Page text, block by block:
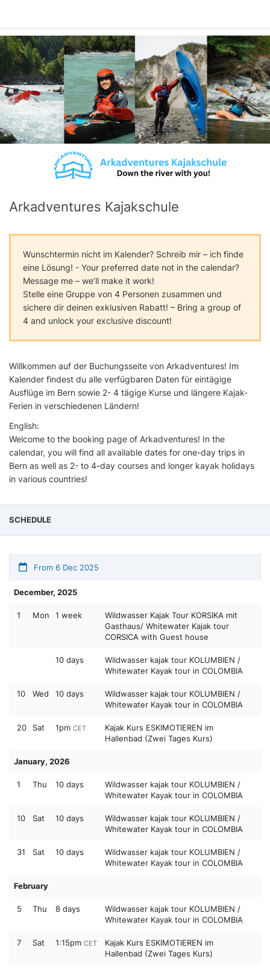
Arkadventures Kajakschule
Wunschtermin nicht im Kalender? Schreib mir – ich finde
eine Lösung! - Your preferred date not in the calendar?
Message me – we’ll make it work!
Stelle eine Gruppe von 4 Personen zusammen und
sichere dir deinen exklusiven Rabatt! – Bring a group of
4 and unlock your exclusive discount!
Willkommen auf der Buchungsseite von Arkadventures! Im
Kalender findest du alle verfügbaren Daten für eintägige
Ausflüge im Bern sowie 2- 4 tägige Kurse und längere Kajak-
Ferien in verschiedenen Ländern!
English:
Welcome to the booking page of Arkadventures! In the
calendar, you will find all available dates for one-day trips in
Bern as well as 2- to 4-day courses and longer kayak holidays
in various countries!
SCHEDULE
From 6 Dec 2025
December, 2025
1 Mon 1 week
Wildwasser Kajak Tour KORSIKA mit
Gasthaus/ Whitewater Kajak tour
CORSICA with Guest house
10 days
Wildwasser kajak tour KOLUMBIEN /
Whitewater Kayak tour in COLOMBIA
10 Wed 10 days
Wildwasser kajak tour KOLUMBIEN /
Whitewater Kayak tour in COLOMBIA
20 Sat 1pm CET
Kajak Kurs ESKIMOTIEREN im
Hallenbad (Zwei Tages Kurs)
January, 2026
1 Thu 10 days
Wildwasser kajak tour KOLUMBIEN /
Whitewater Kayak tour in COLOMBIA
10 Sat 10 days
Wildwasser kajak tour KOLUMBIEN /
Whitewater Kayak tour in COLOMBIA
31 Sat 10 days
Wildwasser kajak tour KOLUMBIEN /
Whitewater Kayak tour in COLOMBIA
February
5 Thu 8 days
Wildwasser kajak tour KOLUMBIEN /
Whitewater Kayak tour in COLOMBIA
7 Sat 1:15pm CET
Kajak Kurs ESKIMOTIEREN im
Hallenbad (Zwei Tages Kurs)